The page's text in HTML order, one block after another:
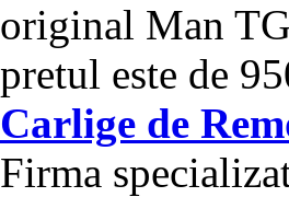
original Man
pretul este de
Carlige de
Firma